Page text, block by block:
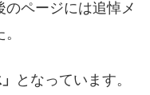
ページには追悼メ
となっています。